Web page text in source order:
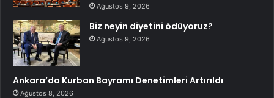
Ağustos 9, 2026
Biz neyin diyetini ödüyoruz?
Ağustos 9, 2026
Ankara’da Kurban Bayramı Denetimleri Artırıldı
Ağustos 8, 2026